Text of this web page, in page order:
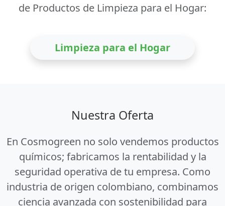
de Productos de Limpieza para el Hogar:
Limpieza para el Hogar
Nuestra Oferta
En Cosmogreen no solo vendemos productos
químicos; fabricamos la rentabilidad y la
seguridad operativa de tu empresa. Como
industria de origen colombiano, combinamos
ciencia avanzada con sostenibilidad para